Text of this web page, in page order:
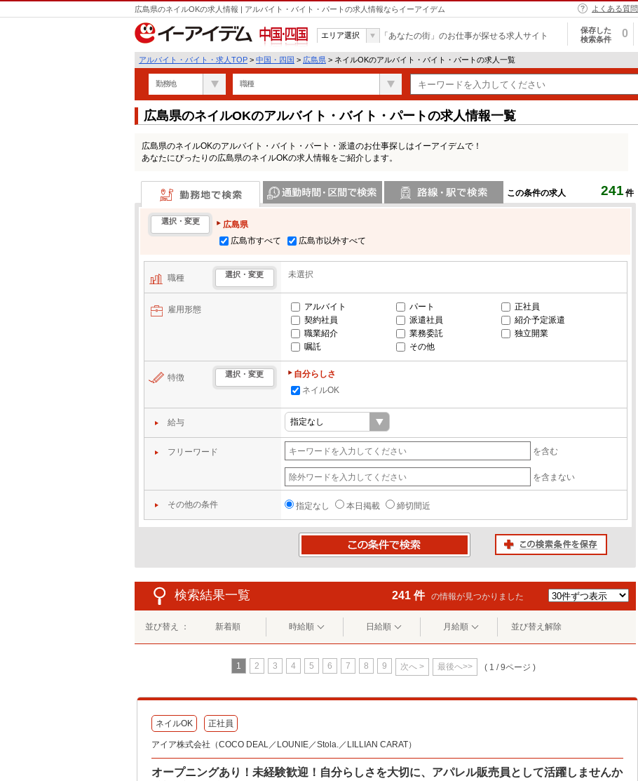
広島県のネイルOKの求人情報 | アルバイト・バイト・パートの求人情報ならイーアイデム よくある質問
中国・四国
エリア選択 「あなたの街」のお仕事が探せる求人サイト
保存した
検索条件
0
アルバイト・バイト・求人TOP > 中国・四国 > 広島県 > ネイルOKのアルバイト・バイト・パートの求人一覧
勤務地 職種
広島県のネイルOKのアルバイト・バイト・パートの求人情報一覧
広島県のネイルOKのアルバイト・バイト・パート・派遣のお仕事探しはイーアイデムで！
あなたにぴったりの広島県のネイルOKの求人情報をご紹介します。
この条件の求人 241 件
勤務地で検索
選択・変更
広島県
広島市すべて
広島市以外すべて
職種 選択・変更 未選択
雇用形態 アルバイト パート
正社員
契約社員
派遣社員
紹介予定派遣
職業紹介
業務委託
独立開業
嘱託
その他
特徴 選択・変更
自分らしさ
ネイルOK
給与
フリーワード を含む
を含まない
その他の条件 指定なし 本日掲載 締切間近
検索結果一覧 241 件 の情報が見つかりました
並び替え ： 新着順 時給順 日給順 月給順 並び替え解除
1 2 3 4 5 6 7 8 9 次へ > 最後へ>> ( 1 / 9ページ )
ネイルOK 正社員
アイア株式会社（COCO DEAL／LOUNIE／Stola.／LILLIAN CARAT）
オープニングあり！未経験歓迎！自分らしさを大切に、アパレル販売員として活躍しませんか